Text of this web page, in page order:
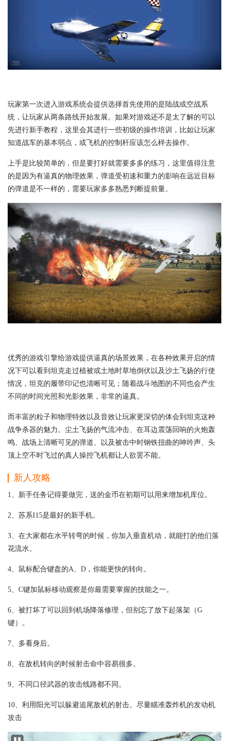
玩家第一次进入游戏系统会提供选择首先使用的是陆战或空战系
统，让玩家从两条路线开始发展。如果对游戏还不是太了解的可以
先进行新手教程，这里会其进行一些初级的操作培训，比如让玩家
知道战车的基本弱点，或飞机的控制杆应该怎么样去操作。
上手是比较简单的，但是要打好就需要多多的练习，这里值得注意
的是因为有逼真的物理效果，弹道受初速和重力的影响在远近目标
的弹道是不一样的，需要玩家多多熟悉判断提前量。
优秀的游戏引擎给游戏提供逼真的场景效果，在各种效果开启的情
况下可以看到坦克走过植被或土地时草地倒伏以及沙土飞扬的行使
情况，坦克的履带印记也清晰可见；随着战斗地图的不同也会产生
不同的时间光照和光影效果，非常的逼真。
而丰富的粒子和物理特效以及音效让玩家更深切的体会到坦克这种
战争杀器的魅力。尘土飞扬的气流冲击、在耳边震荡回响的火炮轰
鸣、战场上清晰可见的弹道、以及被击中时钢铁扭曲的呻吟声、头
顶上空不时飞过的真人操控飞机都让人欲罢不能。
新人攻略
1、新手任务记得要做完，送的金币在初期可以用来增加机库位。
2、苏系I15是最好的新手机。
3、在大家都在水平转弯的时候，你加入垂直机动，就能打的他们落
花流水。
4、鼠标配合键盘的A、D，你能更快的转向。
5、C键加鼠标移动观察是你最需要掌握的技能之一。
6、被打坏了可以回到机场降落修理，但别忘了放下起落架（G
键）。
7、多看身后。
8、在敌机转向的时候射击命中容易很多。
9、不同口径武器的攻击线路都不同。
10、利用阳光可以躲避追尾敌机的射击。尽量瞄准轰炸机的发动机
攻击